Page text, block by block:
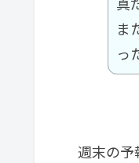
ま
っ
週末の予